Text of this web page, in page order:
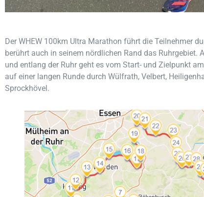
Der WHEW 100km Ultra Marathon führt die Teilnehmer
berührt auch in seinem nördlichen Rand das Ruhrgebiet.
und entlang der Ruhr geht es vom Start- und Zielpunkt
auf einer langen Runde durch Wülfrath, Velbert,
Sprockhövel.